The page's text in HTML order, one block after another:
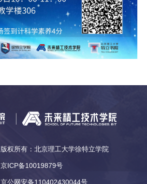
版权所有：北京理工大学徐特立学院
京ICP备10019879号
京公网安备110402430044号